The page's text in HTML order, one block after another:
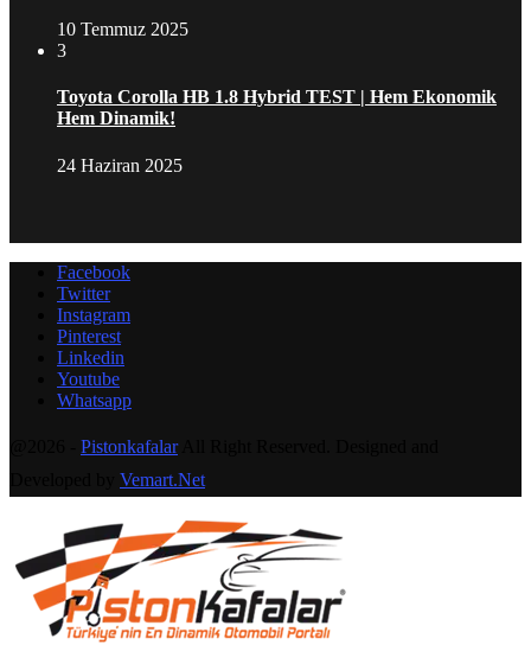
10 Temmuz 2025
3
Toyota Corolla HB 1.8 Hybrid TEST | Hem Ekonomik
Hem Dinamik!
24 Haziran 2025
Facebook
Twitter
Instagram
Pinterest
Linkedin
Youtube
Whatsapp
PistonkafalarAll Right Reserved. Designed and
Vemart.Net